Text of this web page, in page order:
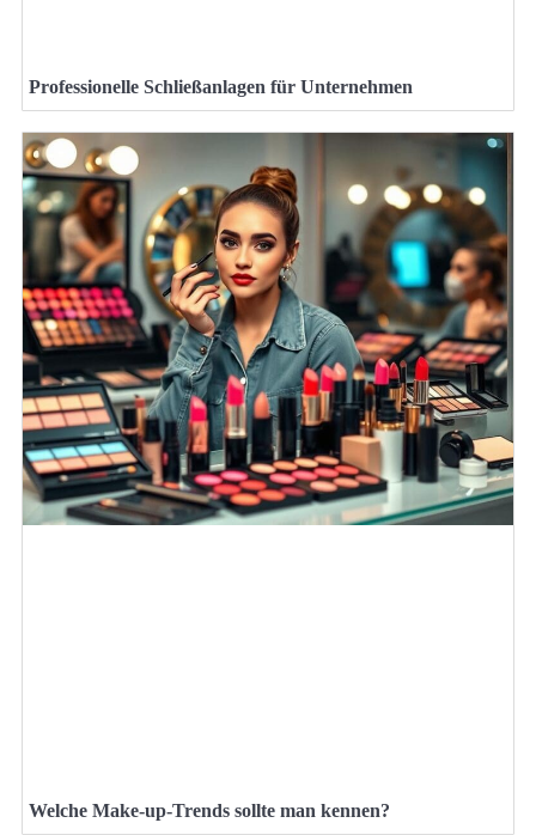
Professionelle Schließanlagen für Unternehmen
Welche Make-up-Trends sollte man kennen?